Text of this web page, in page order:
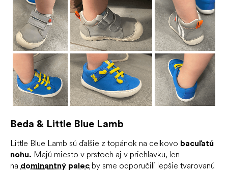
Beda & Little Blue Lamb
Little Blue Lamb sú ďalšie z topánok na celkovo bacuľatú
nohu. Majú miesto v prstoch aj v priehlavku, len
na dominantný palec by sme odporučili lepšie tvarovanú